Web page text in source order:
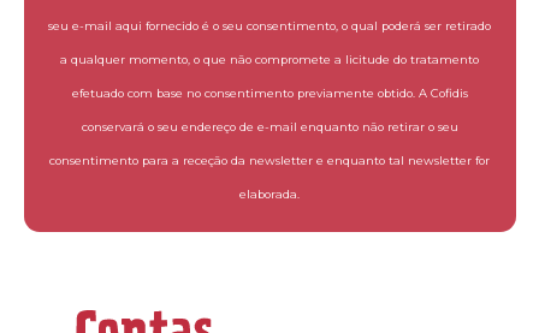
seu e-mail aqui fornecido é o seu consentimento, o qual poderá ser retirado
a qualquer momento, o que não compromete a licitude do tratamento
efetuado com base no consentimento previamente obtido. A Cofidis
conservará o seu endereço de e-mail enquanto não retirar o seu
consentimento para a receção da newsletter e enquanto tal newsletter for
elaborada.